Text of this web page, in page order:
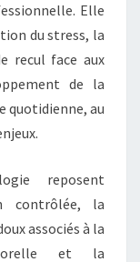
Elle
du stress, la
recul face aux
de la
quotidienne, au
reposent
contrôlée, la
associés à la
et la